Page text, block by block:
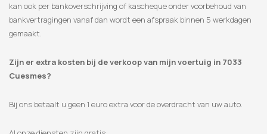
kan ook per bankoverschrijving of kascheque onder voorbehoud van
bankvertragingen vanaf dan wordt een afspraak binnen 5 werkdagen
gemaakt.
Zijn er extra kosten bij de verkoop van mijn voertuig in 7033
Cuesmes?
Bij ons betaalt u geen 1 euro extra voor de overdracht van uw auto.